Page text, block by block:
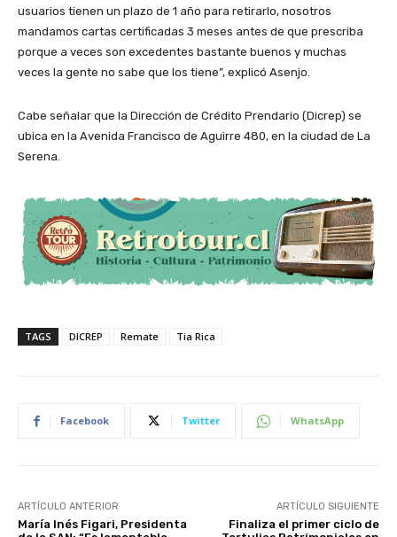
usuarios tienen un plazo de 1 año para retirarlo, nosotros
mandamos cartas certificadas 3 meses antes de que prescriba
porque a veces son excedentes bastante buenos y muchas
veces la gente no sabe que los tiene”, explicó Asenjo.
Cabe señalar que la Dirección de Crédito Prendario (Dicrep) se
ubica en la Avenida Francisco de Aguirre 480, en la ciudad de La
Serena.
TAGS DICREP Remate Tia Rica
Facebook Twitter WhatsApp
ARTÍCULO ANTERIOR
María Inés Figari, Presidenta
ARTÍCULO SIGUIENTE
Finaliza el primer ciclo de